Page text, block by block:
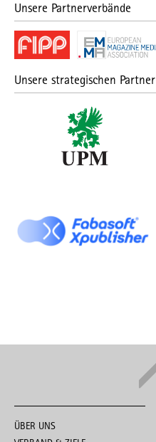
Unsere Partnerverbände
Unsere strategischen Partner
ÜBER UNS